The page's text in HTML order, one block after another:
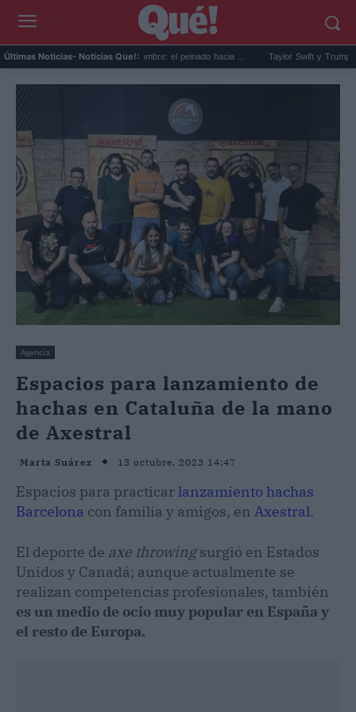
Últimas Noticias- Noticias Que!:
El corte slick back para hombre: el peinado hacia ... Taylor Swift y Trump: la
Agencia
Espacios para lanzamiento de
hachas en Cataluña de la mano
de Axestral
Marta Suárez 13 octubre, 2023 14:47
Espacios para practicarlanzamiento hachas
Barcelona con familia y amigos, en Axestral.
El deporte de axe throwingsurgió en Estados
Unidos y Canadá; aunque actualmente se
realizan competencias profesionales, también
es un medio de ocio muy popular en España y
el resto de Europa.